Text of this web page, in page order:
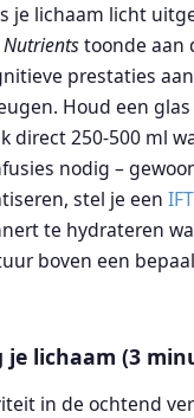
je lichaam licht
Nutrientstoonde aan
prestaties
Houd een
direct 250-500 ml
nodig –
stel je een
te hydrateren
boven een
je lichaam (3
in de ochtend